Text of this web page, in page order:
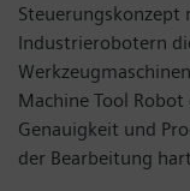
Steuerungskonzept
Industrierobotern
Machine Tool
Genauigkeit und
der Bearbeitung